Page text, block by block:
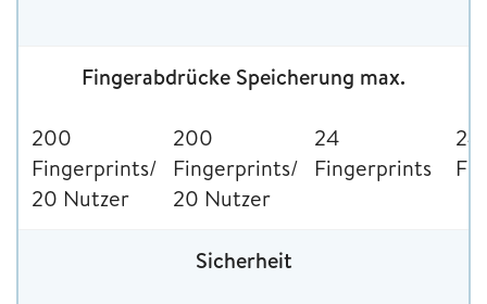
Fingerabdrücke Speicherung max.
200
Fingerprints/
20 Nutzer
200
Fingerprints/
20 Nutzer
24
Fingerprints
24
Sicherheit